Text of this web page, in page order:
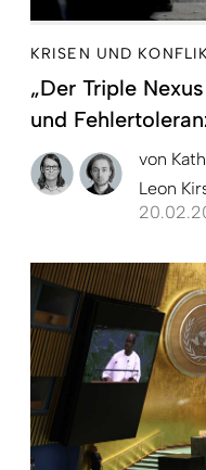
KRISEN UND
„Der Triple
und
von
Leon